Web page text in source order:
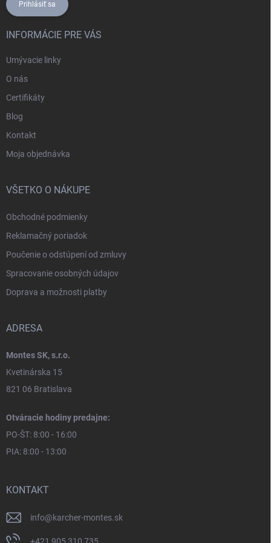
Prihlásiť sa
INFORMÁCIE PRE VÁS
Umývacie linky
O nás
Certifikáty
Blog
Kontakt
Moja objednávka
VŠETKO O NÁKUPE
Obchodné podmienky
Reklamačný poriadok
Poučenie o odstúpení od zmluvy
Spracovanie osobných údajov
Doprava a možnosti platby
ADRESA
Montes SK, s.r.o.
Kvetinárska 15
821 06 Bratislava
Otváracie hodiny predajne:
PO-ŠT: 8:00 - 16:00
PIA: 8:00 - 13:00
KONTAKT
info@karcher-montes.sk
+421 905 310 735